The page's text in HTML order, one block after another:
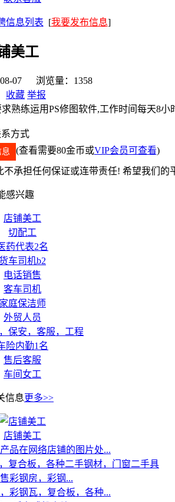
信息列表 [我要发布信息]
美工
08-07 浏览量：1358
收藏 举报
熟练运用PS修图软件,工作时间每天8小
方式
息 (查看需要80金币或VIP会员可查看)
承担任何保证或连带责任! 希望我们的
感兴趣
店铺美工
切配工
药代表2名
车司机b2
电话销售
客车司机
家庭保洁师
外贸人员
保安，客服，工程
险内勤1名
售后客服
车间女工
信息更多>>
店铺美工
品在网络店铺的图片处...
彩钢房，彩钢...
彩钢瓦，复合板，各种...